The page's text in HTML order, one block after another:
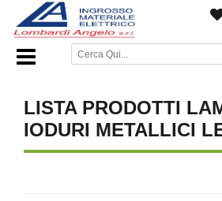
Home Page/
LISTA PRODOTTI
IODURI METALLICI